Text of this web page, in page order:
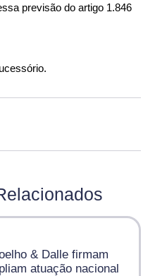
previsão do artigo 1.846
& Dalle firmam
atuação nacional